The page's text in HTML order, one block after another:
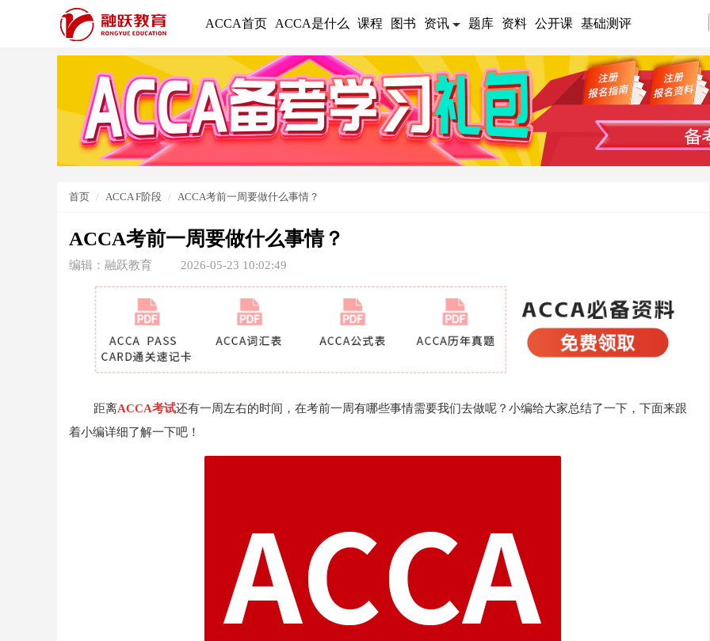
ACCA首页 ACCA是什么 课程 图书 资讯 题库 资料 公开课 基础测评
首页 ACCA F阶段 ACCA考前一周要做什么事情？
ACCA考前一周要做什么事情？
编辑：融跃教育 2026-05-23 10:02:49
距离ACCA考试还有一周左右的时间，在考前一周有哪些事情需要我们去做呢？小编给大家总结了一下，下面来跟
着小编详细了解一下吧！